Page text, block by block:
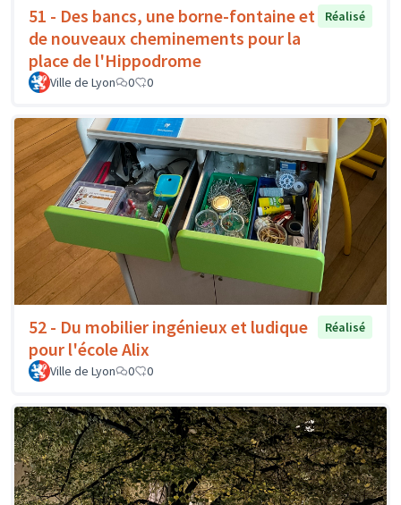
51 - Des bancs, une borne-fontaine et
de nouveaux cheminements pour la
place de l'Hippodrome
Réalisé
Ville de Lyon 0 0
52 - Du mobilier ingénieux et ludique
pour l'école Alix
Réalisé
Ville de Lyon 0 0